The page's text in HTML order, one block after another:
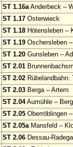
ST 1.16aAnderbeck –
ST 1.17 Osterwieck
ST 1.18 Hötensleben –
ST 1.19 Oschersleben
ST 1.20 Gunsleben –
ST 2.01
ST 2.02
ST 2.03 Berga – Artern
ST 2.04Aumühle –
ST 2.05 Oberröblingen
ST 2.05aMansfeld –
ST 2.06 Dessau-